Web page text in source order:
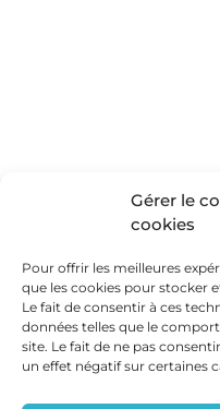
Gérer le
cookies
Pour offrir les meilleures
que les cookies pour stocker
Le fait de consentir à ces
données telles que le
site. Le fait de ne pas
un effet négatif sur certaines